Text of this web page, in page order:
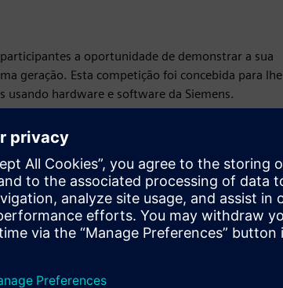
a oportunidade de demonstrar a sua
geração. Esta competição foi concebida para lhe
hardware e software da Siemens.